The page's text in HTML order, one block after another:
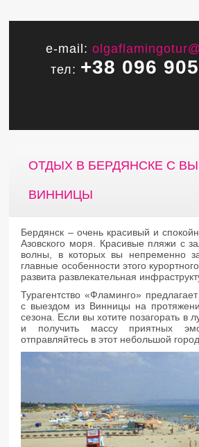
e-mail:
тел: +38 096
ОТДЫХ В БЕРДЯНСКЕ С
ВИННИЦЫ
Бердянск – очень красивый и
Азовского моря. Красивые пляжи с
волны, в которых вы непременно
главные особенности этого
развита развлекательная
Турагентство «Фламинго»
с выездом из Винницы на
сезона. Если вы хотите позагорать в
и получить массу приятных
отправляйтесь в этот небольшой